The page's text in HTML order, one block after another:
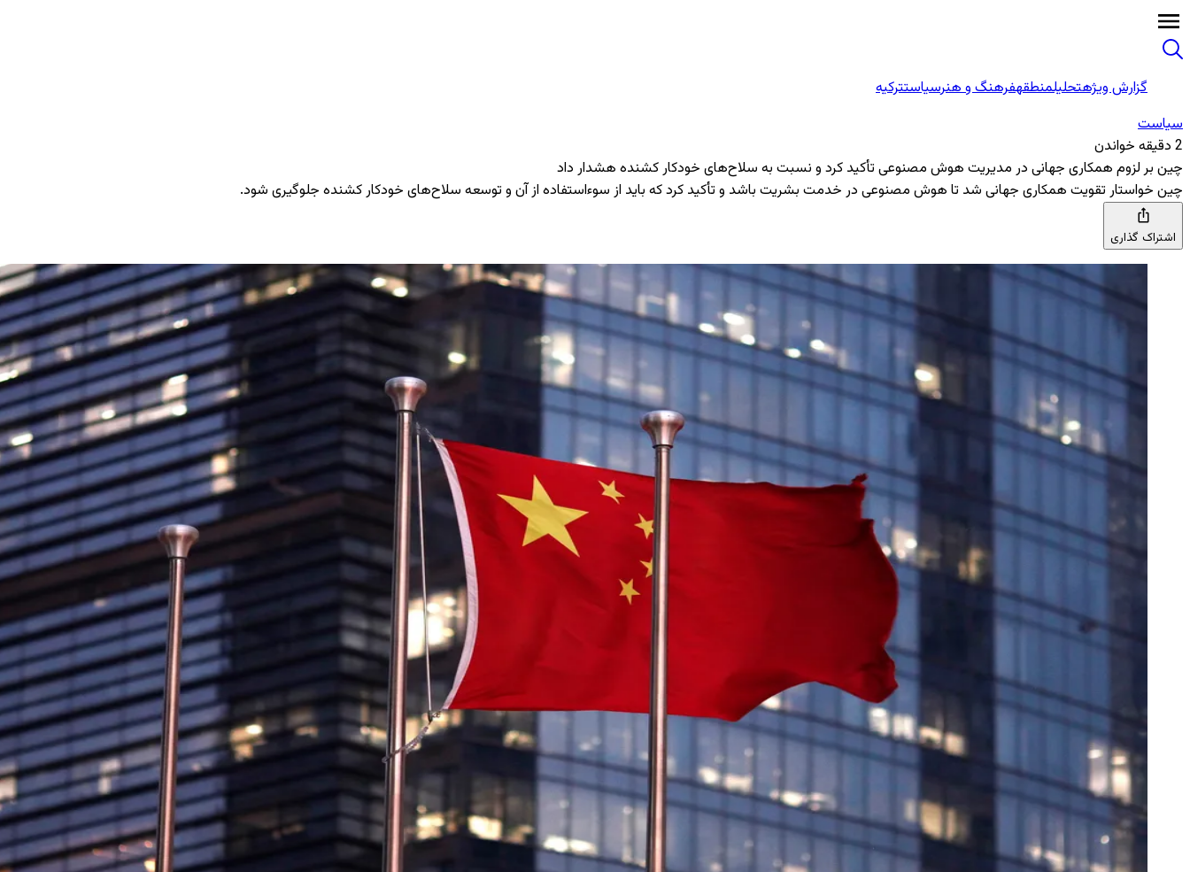
گزارش ویژهتحلیلمنطقهفرهنگ و هنرسیاستترکیه
سیاست
2 دقیقه خواندن
چین بر لزوم همکاری جهانی در مدیریت هوش مصنوعی تأکید کرد و نسبت به سلاح‌های خودکار کشنده هشدار داد
چین خواستار تقویت همکاری جهانی شد تا هوش مصنوعی در خدمت بشریت باشد و تأکید کرد که باید از سوءاستفاده از آن و توسعه سلاح‌های خودکار کشنده جلوگیری شود.
اشتراک گذاری